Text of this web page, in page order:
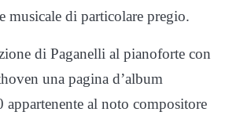
musicale di particolare pregio.
di Paganelli al pianoforte con
una pagina d’album
appartenente al noto compositore